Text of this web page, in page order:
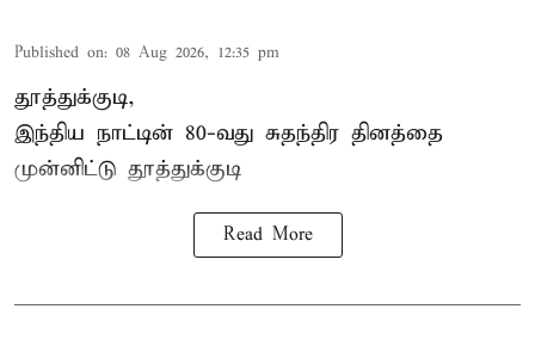
Published on: 08 Aug 2026, 12:35 pm
தூத்துக்குடி,
இந்திய நாட்டின் 80-வது சுதந்திர தினத்தை
முன்னிட்டு தூத்துக்குடி
Read More